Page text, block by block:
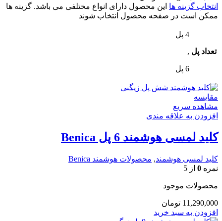
انتخاب گزینه ها این محصول دارای انواع مختلفی می باشد. گزینه ها
ممکن است در صفحه محصول انتخاب شوند
تعداد پل
4 پل
,
6 پل
مقایسه
مشاهده سریع
افزودن به علاقه مندی
کلید لمسی هوشمند 6 پل Benica
کلید لمسی هوشمند, محصولات هوشمند Benica
نمره 0 از 5
محصولات موجود
11,290,000 تومان
افزودن به سبد خرید